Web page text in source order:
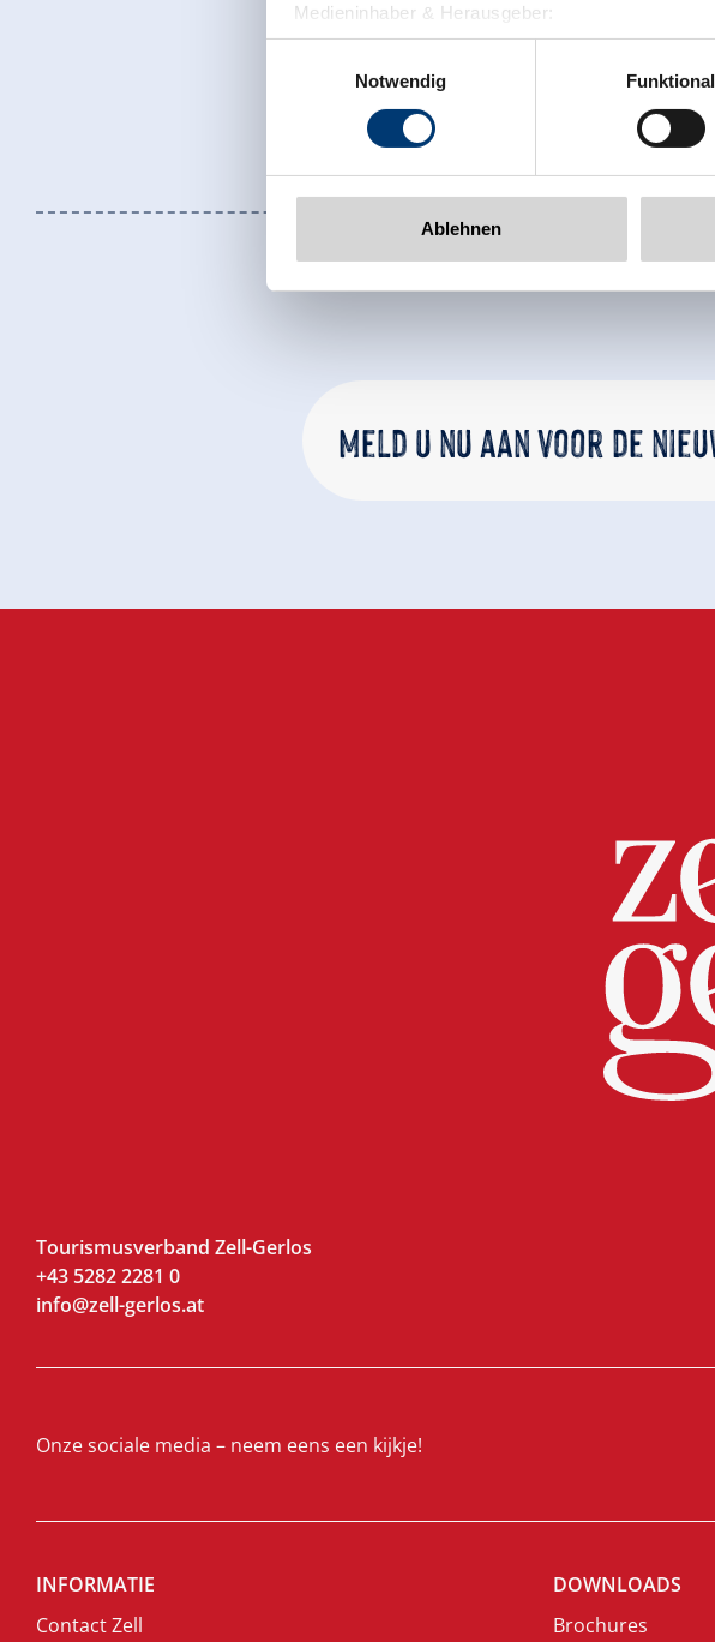
Medieninhaber & Herausgeber:
Zeller Bergbahnen Zillertal GmbH & Co KG
Rohr 23// A-6280 Zell am Ziller
www.zillertalarena.com
Notwendig
Funktional
Ablehnen
Meld u nu aan voor de
Tourismusverband Zell-Gerlos
+43 5282 2281 0
info@zell-gerlos.at
Onze sociale media – neem eens een kijkje!
INFORMATIE
Contact Zell
DOWNLOADS
Brochures